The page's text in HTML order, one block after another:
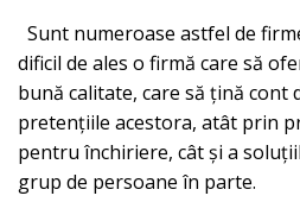
Sunt numeroase astfel de
dificil de ales o firmă care să
bună calitate, care să țină cont
pretențiile acestora, atât prin
pentru închiriere, cât și a
grup de persoane în parte.